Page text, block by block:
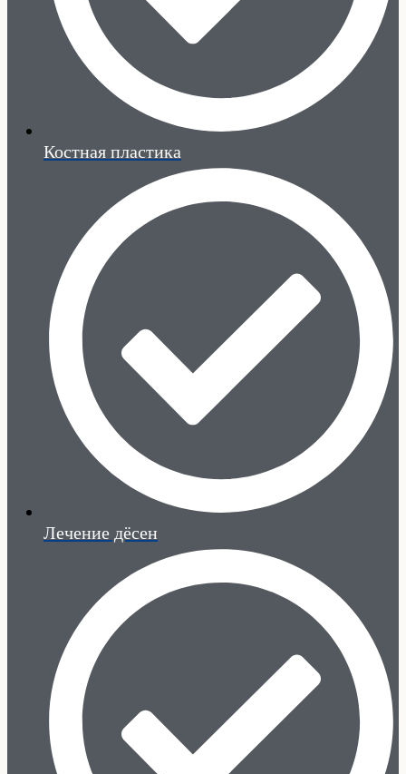
Костная пластика
Лечение дёсен